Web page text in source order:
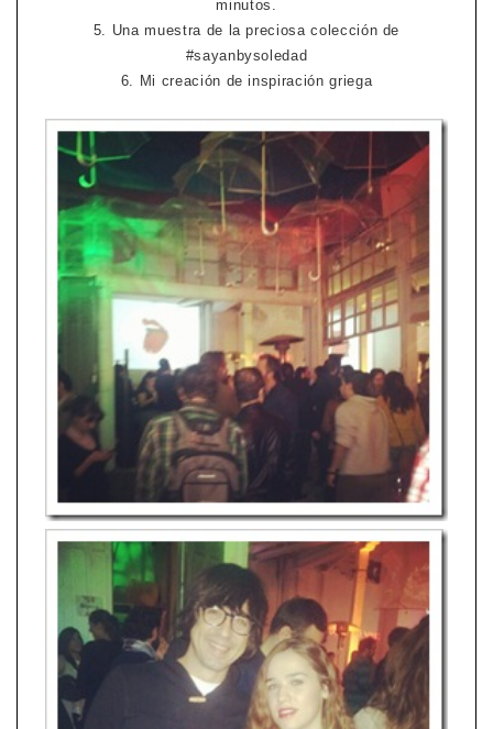
minutos.
5. Una muestra de la preciosa colección de
#sayanbysoledad
6. Mi creación de inspiración griega